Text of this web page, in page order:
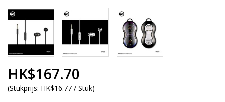
HK$167.70
(Stukprijs: HK$16.77 / Stuk)